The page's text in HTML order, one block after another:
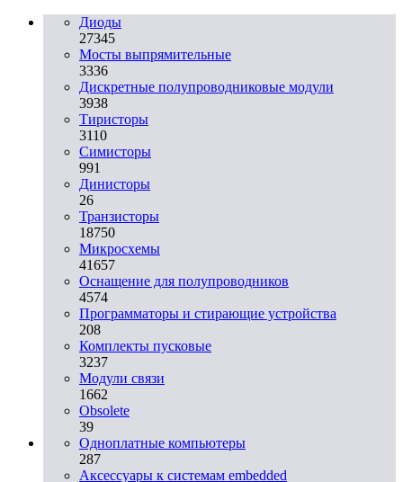
Диоды
27345
Мосты выпрямительные
3336
Дискретные полупроводниковые модули
3938
Тиристоры
3110
Симисторы
991
Динисторы
26
Транзисторы
18750
Микросхемы
41657
Оснащение для полупроводников
4574
Программаторы и стирающие устройства
208
Комплекты пусковые
3237
Модули связи
1662
Obsolete
39
Одноплатные компьютеры
287
Аксессуары к системам embedded